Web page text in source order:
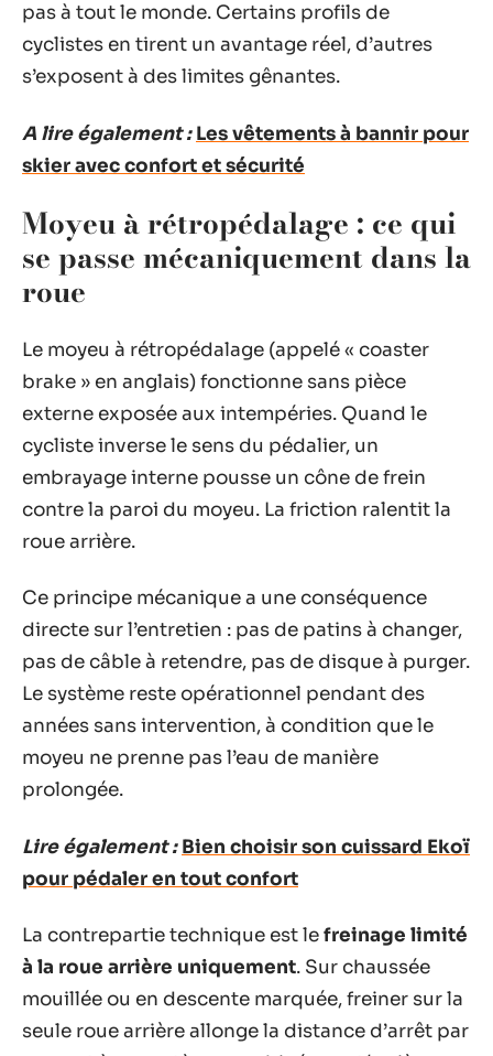
pas à tout le monde. Certains profils de
cyclistes en tirent un avantage réel, d’autres
s’exposent à des limites gênantes.
A lire également : Les vêtements à bannir pour
skier avec confort et sécurité
Moyeu à rétropédalage : ce qui
se passe mécaniquement dans la
roue
Le moyeu à rétropédalage (appelé « coaster
brake » en anglais) fonctionne sans pièce
externe exposée aux intempéries. Quand le
cycliste inverse le sens du pédalier, un
embrayage interne pousse un cône de frein
contre la paroi du moyeu. La friction ralentit la
roue arrière.
Ce principe mécanique a une conséquence
directe sur l’entretien : pas de patins à changer,
pas de câble à retendre, pas de disque à purger.
Le système reste opérationnel pendant des
années sans intervention, à condition que le
moyeu ne prenne pas l’eau de manière
prolongée.
Lire également : Bien choisir son cuissard Ekoï
pour pédaler en tout confort
La contrepartie technique est lefreinage limité
à la roue arrière uniquement. Sur chaussée
mouillée ou en descente marquée, freiner sur la
seule roue arrière allonge la distance d’arrêt par